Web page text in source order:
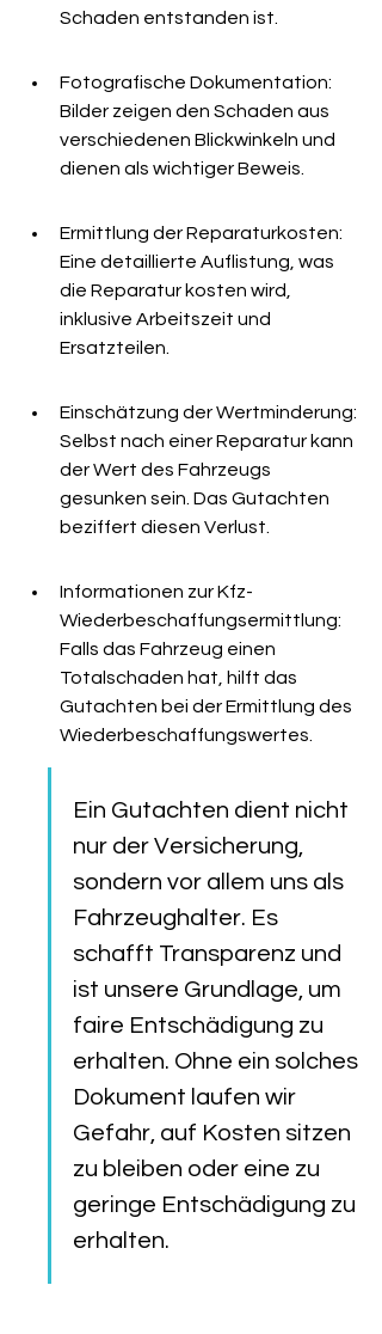
Schaden entstanden ist.
Fotografische Dokumentation:
Bilder zeigen den Schaden aus
verschiedenen Blickwinkeln und
dienen als wichtiger Beweis.
Ermittlung der Reparaturkosten:
Eine detaillierte Auflistung, was
die Reparatur kosten wird,
inklusive Arbeitszeit und
Ersatzteilen.
Einschätzung der Wertminderung:
Selbst nach einer Reparatur kann
der Wert des Fahrzeugs
gesunken sein. Das Gutachten
beziffert diesen Verlust.
Informationen zur Kfz-
Wiederbeschaffungsermittlung:
Falls das Fahrzeug einen
Totalschaden hat, hilft das
Gutachten bei der Ermittlung des
Wiederbeschaffungswertes.
Ein Gutachten dient nicht
nur der Versicherung,
sondern vor allem uns als
Fahrzeughalter. Es
schafft Transparenz und
ist unsere Grundlage, um
faire Entschädigung zu
erhalten. Ohne ein solches
Dokument laufen wir
Gefahr, auf Kosten sitzen
zu bleiben oder eine zu
geringe Entschädigung zu
erhalten.